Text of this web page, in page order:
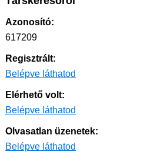
Azonosító:
617209
Regisztrált:
Belépve láthatod
Elérhető volt:
Belépve láthatod
Olvasatlan üzenetek:
Belépve láthatod